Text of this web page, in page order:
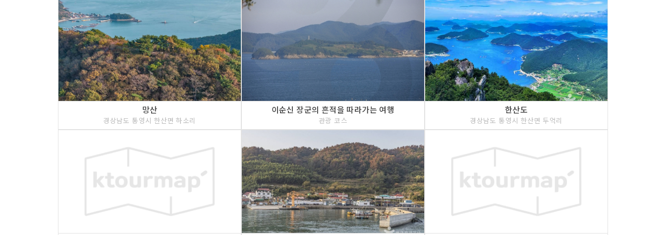
망산
경상남도 통영시 한산면 하소리
이순신 장군의 흔적을 따라가는 여행
관광 코스
한산도
경상남도 통영시 한산면 두억리